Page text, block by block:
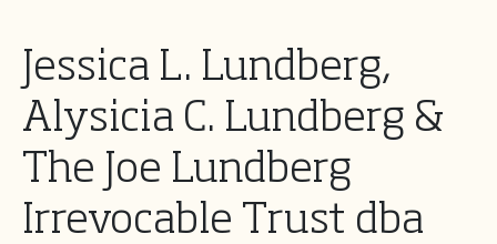
Jessica L. Lundberg,
Alysicia C. Lundberg &
The Joe Lundberg
Irrevocable Trust dba